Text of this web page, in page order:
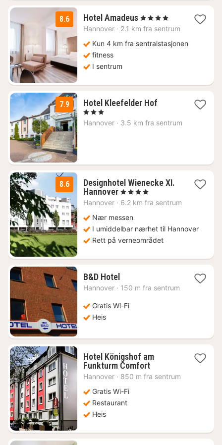
8.6 Hotel Amadeus1
natt
1223
, 4 Stjerner
Hannover · 2.1 km fra sentrum
Kun 4 km fra sentralstasjonen
fitness
I sentrum
7.9 Hotel Kleefelder Hof1
fra
, 3 Stjerner
Hannover · 3.5 km fra sentrum
8.6
Designhotel Wienecke XI.
Hannover1
natt
1144
kr.
, 4 Stjerner
Hannover · 6.2 km fra sentrum
Nær messen
I umiddelbar nærhet til Hannover
Rett på verneområdet
B&D Hotel1
natt
618
Hannover · 150 m fra sentrum
Gratis Wi-Fi
Heis
Hotel Königshof am
Funkturm Comfort1
natt
Hannover · 850 m fra sentrum
Gratis Wi-Fi
Restaurant
Heis